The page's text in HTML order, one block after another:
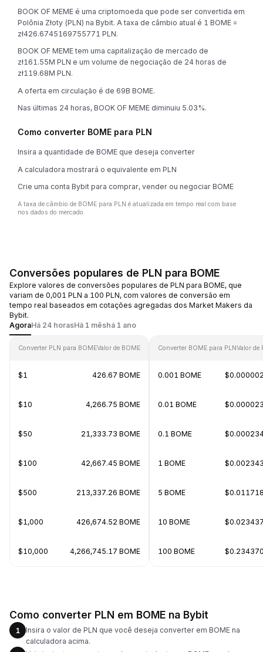
BOOK OF MEME é uma criptomoeda que pode ser convertida em
Polônia Złoty (PLN) na Bybit. A taxa de câmbio atual é 1 BOME =
zł426.6745169755771 PLN.
BOOK OF MEME tem uma capitalização de mercado de
zł161.55M PLN e um volume de negociação de 24 horas de
zł119.68M PLN.
A oferta em circulação é de 69B BOME.
Nas últimas 24 horas, BOOK OF MEME diminuiu 5.03%.
Como converter BOME para PLN
Insira a quantidade de BOME que deseja converter
A calculadora mostrará o equivalente em PLN
Crie uma conta Bybit para comprar, vender ou negociar BOME
A taxa de câmbio de BOME para PLN é atualizada em tempo real com base
nos dados do mercado.
Conversões populares de PLN para BOME
Explore valores de conversões populares de PLN para BOME, que
variam de 0,001 PLN a 100 PLN, com valores de conversão em
tempo real baseados em cotações agregadas dos Market Makers da
Bybit.
AgoraHá 24 horasHá 1 mêshá 1 ano
Converter PLN para BOMEValor de BOME
$1 426.67 BOME
$10 4,266.75 BOME
$50 21,333.73 BOME
$100 42,667.45 BOME
$500 213,337.26 BOME
$1,000 426,674.52 BOME
$10,000 4,266,745.17 BOME
Converter BOME para PLNValor de
0.001 BOME
0.01 BOME
0.1 BOME
1 BOME
5 BOME
10 BOME
100 BOME
Como converter PLN em BOME na Bybit
1
Insira o valor de PLN que você deseja converter em BOME na
calculadora acima.